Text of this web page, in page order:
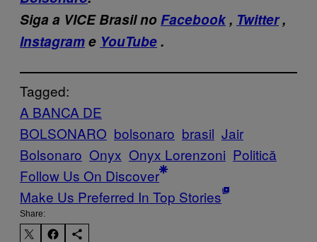
Siga a VICE BrasilnoFacebook, Twitter,
Instagrame YouTube.
Tagged:
A BANCA DE
BOLSONARO bolsonaro brasil Jair
Bolsonaro Onyx Onyx Lorenzoni Politică
Follow Us On Discover
Make Us Preferred In Top Stories
Share: